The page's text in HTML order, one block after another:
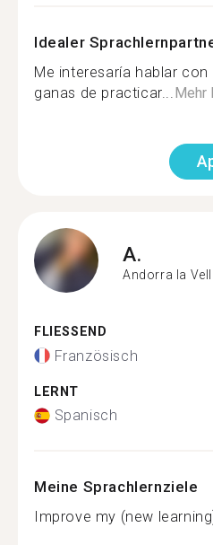
Idealer
Me interesaría hablar
ganas de practicar...Mehr
A.
Andorra la
FLIESSEND
Französisch
LERNT
Spanisch
Meine Sprachlernziele
Improve my (new